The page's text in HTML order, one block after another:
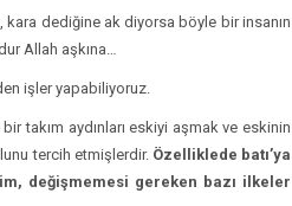
dediğine ak diyorsa böyle bir insanın
Allah aşkına…
işler yapabiliyoruz.
takım aydınları eskiyi aşmak ve eskinin
tercih etmişlerdir. Özelliklede batı’ya
değişmemesi gereken bazı ilkeler